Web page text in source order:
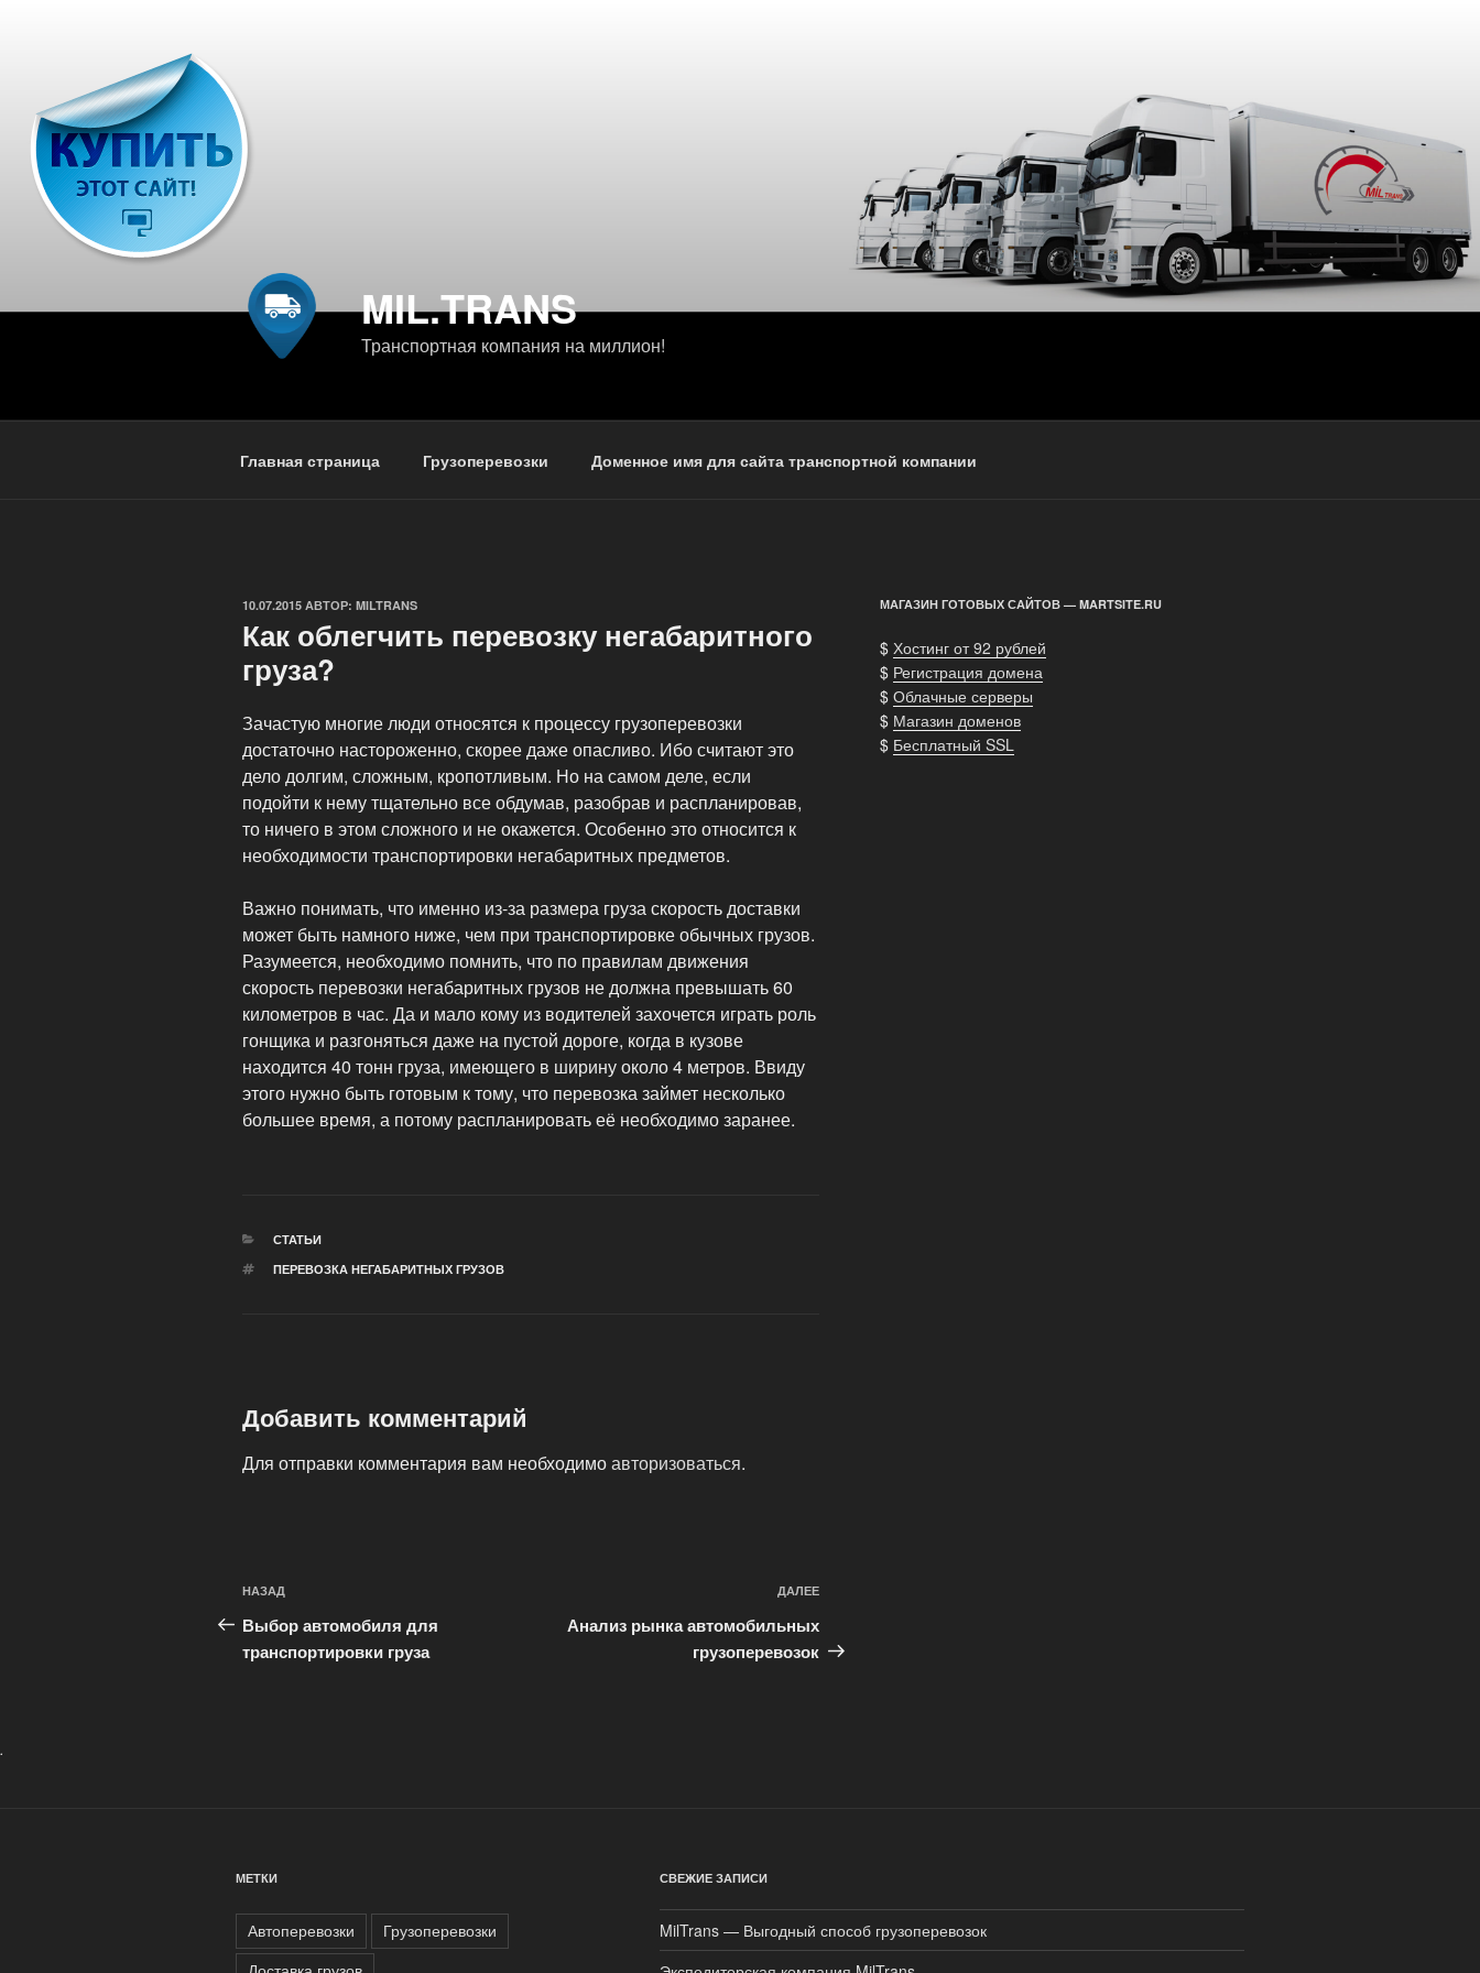
MIL.TRANS
Транспортная компания на миллион!
Главная страница Грузоперевозки Доменное имя для сайта транспортной компании
ОПУБЛИКОВАНО
10.07.2015 АВТОР: MILTRANS
Как облегчить перевозку негабаритного
груза?
Зачастую многие люди относятся к процессу грузоперевозки
достаточно настороженно, скорее даже опасливо. Ибо считают это
дело долгим, сложным, кропотливым. Но на самом деле, если
подойти к нему тщательно все обдумав, разобрав и распланировав,
то ничего в этом сложного и не окажется. Особенно это относится к
необходимости транспортировки негабаритных предметов.
Важно понимать, что именно из-за размера груза скорость доставки
может быть намного ниже, чем при транспортировке обычных грузов.
Разумеется, необходимо помнить, что по правилам движения
скорость перевозки негабаритных грузов не должна превышать 60
километров в час. Да и мало кому из водителей захочется играть роль
гонщика и разгоняться даже на пустой дороге, когда в кузове
находится 40 тонн груза, имеющего в ширину около 4 метров. Ввиду
этого нужно быть готовым к тому, что перевозка займет несколько
большее время, а потому распланировать её необходимо заранее.
РУБРИКИ
СТАТЬИ
МЕТКИ
ПЕРЕВОЗКА НЕГАБАРИТНЫХ ГРУЗОВ
Добавить комментарий
Для отправки комментария вам необходимоавторизоваться.
Навигация
по
записям
Предыдущая
запись:
НАЗАД
Выбор автомобиля для
транспортировки груза
ДАЛЕЕ
Анализ рынка автомобильных
грузоперевозок
МАГАЗИН ГОТОВЫХ САЙТОВ — MARTSITE.RU
$ Хостинг от 92 рублей
$ Регистрация домена
$ Облачные серверы
$ Магазин доменов
$ Бесплатный SSL
.
МЕТКИ
Автоперевозки
Грузоперевозки
СВЕЖИЕ ЗАПИСИ
MilTrans — Выгодный способ грузоперевозок